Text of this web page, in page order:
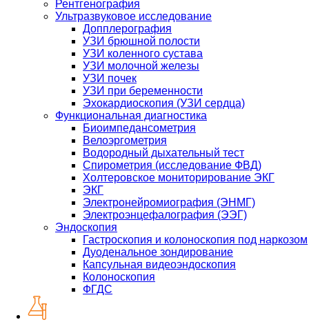
Рентгенография
Ультразвуковое исследование
Допплерография
УЗИ брюшной полости
УЗИ коленного сустава
УЗИ молочной железы
УЗИ почек
УЗИ при беременности
Эхокардиоскопия (УЗИ сердца)
Функциональная диагностика
Биоимпедансометрия
Велоэргометрия
Водородный дыхательный тест
Спирометрия (исследование ФВД)
Холтеровское мониторирование ЭКГ
ЭКГ
Электронейромиография (ЭНМГ)
Электроэнцефалография (ЭЭГ)
Эндоскопия
Гастроскопия и колоноскопия под наркозом
Дуоденальное зондирование
Капсульная видеоэндоскопия
Колоноскопия
ФГДС